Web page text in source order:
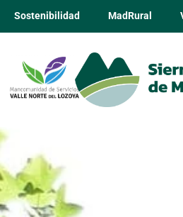
Sostenibilidad MadRural
de